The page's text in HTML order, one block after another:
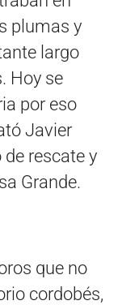
plumas y
largo
Hoy se
por eso
Javier
rescate y
Grande.
que no
cordobés,